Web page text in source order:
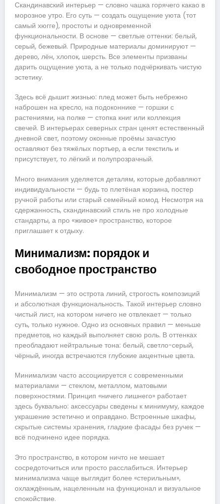
Скандинавский интерьер — словно чашка горячего какао в
морозное утро. Его суть — создать ощущение уюта (тот
самый хюгге), простоты и одновременной
функциональности. В основе — светлые оттенки: белый,
серый, бежевый. Природные материалы доминируют —
дерево, лён, хлопок, шерсть. Все элементы призваны
дарить ощущение уюта, а не только подчёркивать чистую
эстетику.
Здесь всё дышит жизнью: плед может быть небрежно
наброшен на кресло, на подоконнике — горшки с
растениями, на полке — стопка книг или коллекция
свечей. В интерьерах северных стран ценят естественный
дневной свет, поэтому оконные проёмы зачастую
оставляют без тяжёлых портьер, а если текстиль и
присутствует, то лёгкий и полупрозрачный.
Много внимания уделяется деталям, которые добавляют
индивидуальности — будь то плетёная корзина, постер
ручной работы или старый семейный комод. Несмотря на
сдержанность, скандинавский стиль не про холодные
стандарты, а про «живое» пространство, которое
приглашает к отдыху.
Минимализм: порядок и
свободное пространство
Минимализм — это острота линий, строгость композиций
и абсолютная функциональность. Такой интерьер словно
чистый лист, на котором ничего не отвлекает — только
суть, только нужное. Одно из основных правил — меньше
предметов, но каждый выполняет свою роль. В оттенках
преобладают нейтральные тона: белый, светло-серый,
чёрный, иногда встречаются глубокие акцентные цвета.
Минимализм часто ассоциируется с современными
материалами — стеклом, металлом, матовыми
поверхностями. Принцип «ничего лишнего» работает
здесь буквально: аксессуары сведены к минимуму, каждое
украшение эстетично и оправдано. Встроенные шкафы,
скрытые системы хранения, гладкие фасады без ручек —
всё подчинено идее порядка.
Это пространство, в котором ничто не мешает
сосредоточиться или просто расслабиться. Интерьер
минимализма чаще выглядит более «стерильным»,
охлаждённым, нацеленным на функционал и визуальное
спокойствие.